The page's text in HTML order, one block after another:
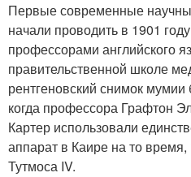
Первые современные
начали проводить в 1901
профессорами английского
правительственной школе
рентгеновский снимок
когда профессора Графтон
Картер использовали
аппарат в Каире на то
Тутмоса IV.